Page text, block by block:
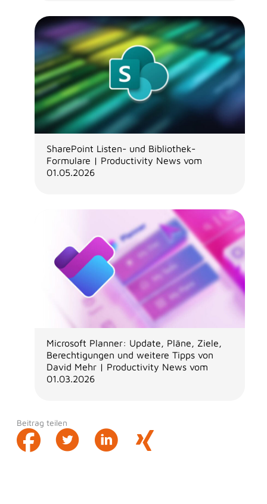
SharePoint Listen- und Bibliothek-
Formulare | Productivity News vom
01.05.2026
Microsoft Planner: Update, Pläne, Ziele,
Berechtigungen und weitere Tipps von
David Mehr | Productivity News vom
01.03.2026
Beitrag teilen